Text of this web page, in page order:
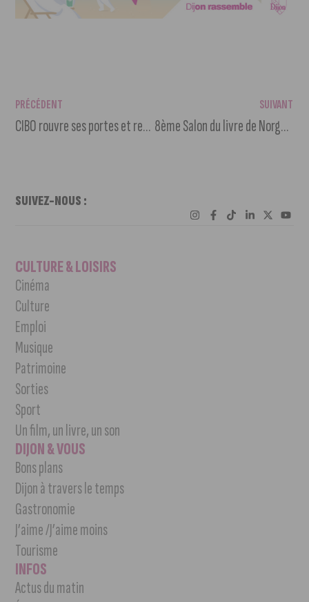
PRÉCÉDENT
CIBO rouvre ses portes et redéfinit les contours de la haute gastronomie
SUIVANT
8ème Salon du livre de Norge et Tille : cap sur l’Espace à Clénay
SUIVEZ-NOUS :
CULTURE & LOISIRS
Cinéma
Culture
Emploi
Musique
Patrimoine
Sorties
Sport
Un film, un livre, un son
DIJON & VOUS
Bons plans
Dijon à travers le temps
Gastronomie
J’aime /J’aime moins
Tourisme
INFOS
Actus du matin